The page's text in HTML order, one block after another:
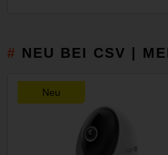
NEU BEI CSV |
Neu